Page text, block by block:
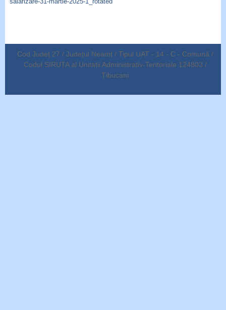
Cod Județ 27 / Județul Neamț / Tipul UAT - 14 - C - Comună /
Codul SIRUTA al Unitații Administrativ-Teritoriale 124803 /
Țibucani